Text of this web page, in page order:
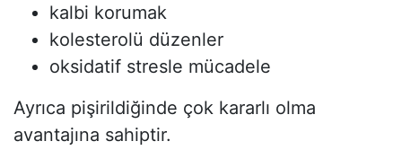
kalbi korumak
kolesterolü düzenler
oksidatif stresle mücadele
Ayrıca pişirildiğinde çok kararlı olma
avantajına sahiptir.